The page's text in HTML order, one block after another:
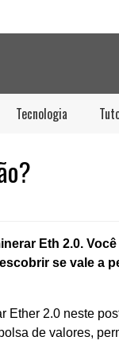
Tecnologia
Eth 2.0.
se vale a
Ether 2.0 neste
de valores,